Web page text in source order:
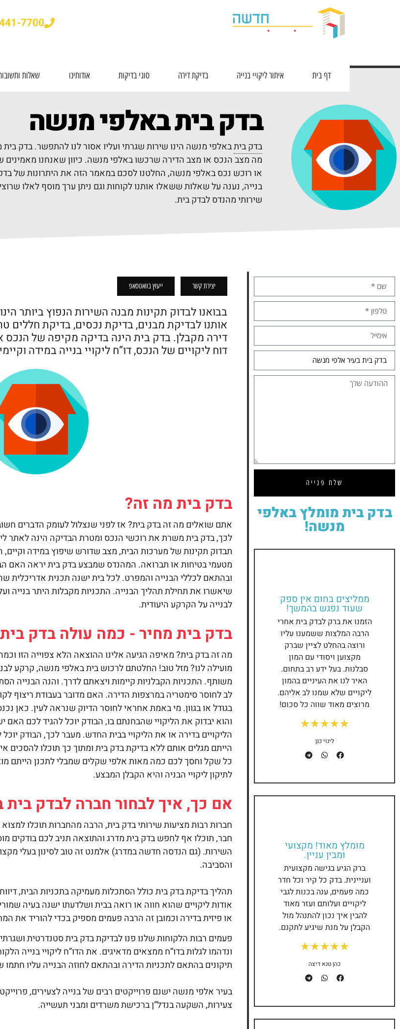
7700
דף בית איתור ליקויי בנייה בדיקת דירה סוגי בדיקות אודותינו שאלות
בדק ביתבאלפי מנשה
בדק ביתבאלפי מנשה הינו שירות שגרתי ועליו אסור לנו להתפשר. בדק
מה מצב הנכס או מצב הדירה שרכשו באלפי מנשה. כיוון שאנחנו מאמינים
או רוכש נכס באלפי מנשה, החלטנו לסכם במאמר הזה את היתרונות של
בנייה, נענה על שאלות ששאלו אותנו לקוחות וגם ניתן ערך מוסף לאלו
שירותי מהנדס לבדק בית.
שלח פנייה
בדק ביתמומלץ באלפי
מנשה!
ממליצים בחום אין ספק
שעוד נפגש בהמשך!
הזמנו את ברק לבדק בית אחרי
הרבה המלצות ששמענו עליו
ורוצה בהחלט לציין שברק
מקצוען ויסודי עם המון
סבלנות. בעל ידע רב בתחום.
האיר לנו את העיניים בהמון
ליקויים שלא שמנו לב אליהם.
מרוצים מאוד שווה כל סכום!
★
★
★
★
★
לינוי כנן
מומלץ מאוד! מקצועי
ומבין עניין.
ברק הגיע בגישה מקצועית
ועניינית. בדק כל קיר וכל חדר
כמה פעמים, ענה בכנות לגבי
ליקויים ועלותם ועזר מאוד
להבין איך נכון להתנהל מול
הקבלן על מנת שיגיע לתקנם.
★
★
★
★
★
כהן טנא דיצה
יצירת קשר ייעוץ בוואטסאפ
בבואנו לבדוק תקינות מבנה השירות הנפוץ ביותר הינו
אותנו לבדיקת מבנים, בדיקת נכסים, בדיקת
דירה מקבלן. בדק בית הינה בדיקה מקיפה של הנכס
דוח ליקויים של הנכס, דו”ח ליקויי בנייה במידה
בדק בית מה זה?
אתם שואלים מה זהבדק בית?אז לפני שנצלול לעומק הדברים
לכך, בדק בית משרת את רוכשי הנכס ומטרת הבדיקה הינה לאתר
תבדוק תקינות של מערכות הבית, מצב שדורש שיפוץ במידה וקיים,
מטעמי בטיחות או תברואה. המהנדס שמבצע בדק בית יראה האם
ובהתאם לכללי הבנייה והמפרט. לכל בית ישנה תכנית אדריכלית
שיאשרו את תחילת תהליך הבנייה. התכניות מקבלות היתר
לבנייה על הקרקע היעודית.
בדק בית מחיר - כמה עולה בדק
מה זהבדק בית?מאיפה הגיעה אלינו ההוצאה הלא צפוייה הזו
מועילה לנו? מזל טוב! החלטתם לרכוש בית באלפי מנשה, קרקע
משותף. התכניות הקבלניות קיימות ויצאתם לדרך. והנה הבנייה
לב לחוסר סימטריה במרצפות הדירה. האם מדובר בעבודת ריצוף
בגודל או בגוון. מי באמת אחראי לחוסר הדיוק שנראה לעין. כאן
והוא יבדוק את הליקויי שהבחנתם בו, הבודק יוכל להגיד לכם
הליקויים בדירה או את הליקויי בבית החדש. מעבר לכך, הבודק
הייתם מגלים אותם ללא בדיקת בדק בית ומתוך כך תוכלו להסכים
כל שקל וחסך לכם כמה מאות אלפי שקלים שמבלי לתכנן הייתם
לתיקון ליקויי הבניה והיא הקבלן המבצע.
אם כך, איך לבחור חברה לבדק
חברות רבות מציעות שירותיבדק בית,הרבה מהחברות תוכלו
חבר, תוכלו אף לחפש בדק בית מדרג והתוצאה תניב לכם בודקים
השירות. (גם הנדסה חדשה במדרג) אלמנט זה טוב לסינון בעלי
והסביבה.
תהליך בדיקתבדק בית כולל הסתכלות מעמיקה בתכניות הבית,
אודות ליקויים שהוא חווה או רואה בבית ושלדעתו ישנה בעיה
או פיזית בדירה וכמובן זה הרבה פעמים מספיק בכדי להוריד את
פעמים רבות הלקוחות שלנו פנו לבדיקתבדק ביתסטנדרטית
ונדהמו לגלות בדו”ח ממצאים מדאיגים. את הדו”ח ליקויי בנייה
תיקונים בהתאם לתכניות הדירה ובהתאם לחוזה הבנייה עליו
בעיר אלפי מנשה ישנם פרוייקטים רבים של בנייה לצעירים,
צעירות, השקעה בנדל”ן ברכישת משרדים ומבני תעשייה.